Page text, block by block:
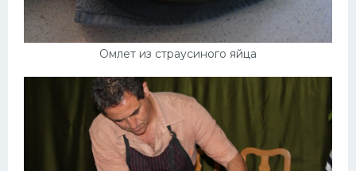
Омлет из страусиного яйца